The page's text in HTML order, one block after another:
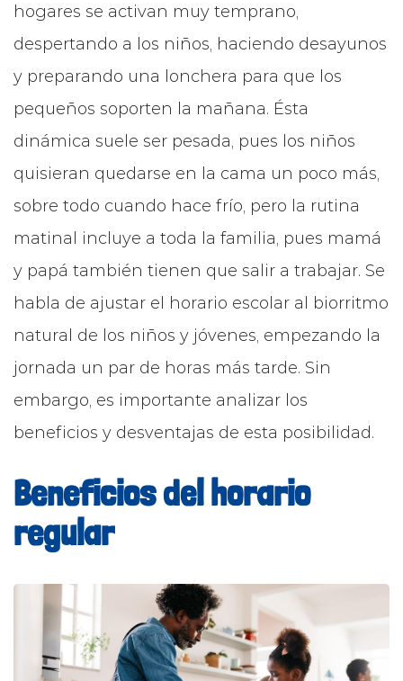
hogares se activan muy temprano,
despertando a los niños, haciendo desayunos
y preparando una lonchera para que los
pequeños soporten la mañana. Ésta
dinámica suele ser pesada, pues los niños
quisieran quedarse en la cama un poco más,
sobre todo cuando hace frío, pero la rutina
matinal incluye a toda la familia, pues mamá
y papá también tienen que salir a trabajar. Se
habla de ajustar el horario escolar al biorritmo
natural de los niños y jóvenes, empezando la
jornada un par de horas más tarde. Sin
embargo, es importante analizar los
beneficios y desventajas de esta posibilidad.
Beneficios del horario
regular